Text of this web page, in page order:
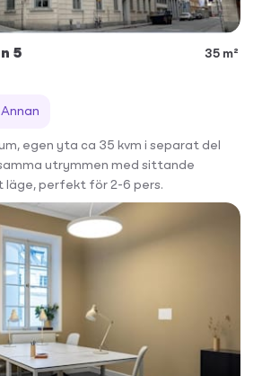
5
35 m²
Annan
egen yta ca 35 kvm i separat del
utrymmen med sittande
läge, perfekt för 2-6 pers.